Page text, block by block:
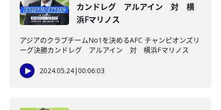
カンドレグ アルアイン 対 横
浜Fマリノス
アジアのクラブチームNo1を決めるAFC チャンピオンズリ
ーグ決勝カンドレグ アルアイン 対 横浜Fマリノス
2024.05.24|00:06:03